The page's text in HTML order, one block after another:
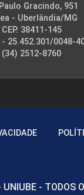
Gracindo, 951
- Uberlândia/MG
CEP. 38411-145
- 25.452.301/0048-
(34) 2512-8760
- TODOS